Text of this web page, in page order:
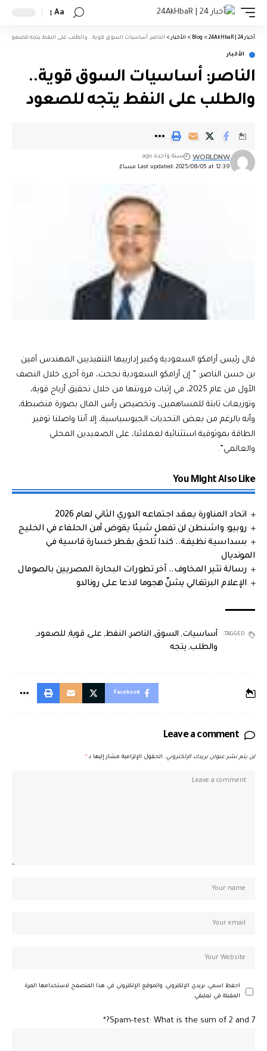
Aa
أخبار 24 | 24AkHbaR >
Blog
> الأخبار > الناصر: أساسيات السوق قوية.. والطلب على النفط يتجه للصعود
الأخبار
الناصر: أساسيات السوق قوية..
والطلب على النفط يتجه للصعود
Last updated: 2025/08/05 at 12:39 مساءً
WORLDNW سنة واحدة ago
قال رئيس أرامكو السعودية وكبير إدارييها التنفيذيين المهندس أمين
بن حسن الناصر: ” إن أرامكو السعودية نجحت، مرة أخرى خلال النصف
الأول من عام 2025، في إثبات مرونتها من خلال تحقيق أرباح قوية،
وتوزيعات ثابتة للمساهمين، وتخصيص رأس المال بصورة منضبطة،
وأنه بالرغم من بعض التحديات الجيوسياسية، إلا أننا واصلنا توفير
الطاقة بموثوقية استثنائية لعملائنا، على الصعيدين المحلي
والعالمي”.
You Might Also Like
اتحاد المناورة يعقد اجتماعه الدوري الثاني لعام 2026
روبيو: واشنطن لن تفعل شيئا يقوض أمن الحلفاء في الخليج
بسداسية نظيفة.. كندا تُلحق بقطر خسارة قاسية في
المونديال
رسالة تثير المخاوف.. آخر تطورات البحارة المصريين بالصومال
الإعلام البرتغالي يشنّ هجوما لاذعا على رونالدو
TAGGED: أساسيات, السوق, الناصر, النفط, على, قوية, للصعود,
والطلب, يتجه
Facebook
Leave a comment
لن يتم نشر عنوان بريدك الإلكتروني. الحقول الإلزامية مشار إليها بـ *
احفظ اسمي، بريدي الإلكتروني، والموقع الإلكتروني في هذا المتصفح لاستخدامها المرة
المقبلة في تعليقي.
Spam-test: What is the sum of 2 and 7?*